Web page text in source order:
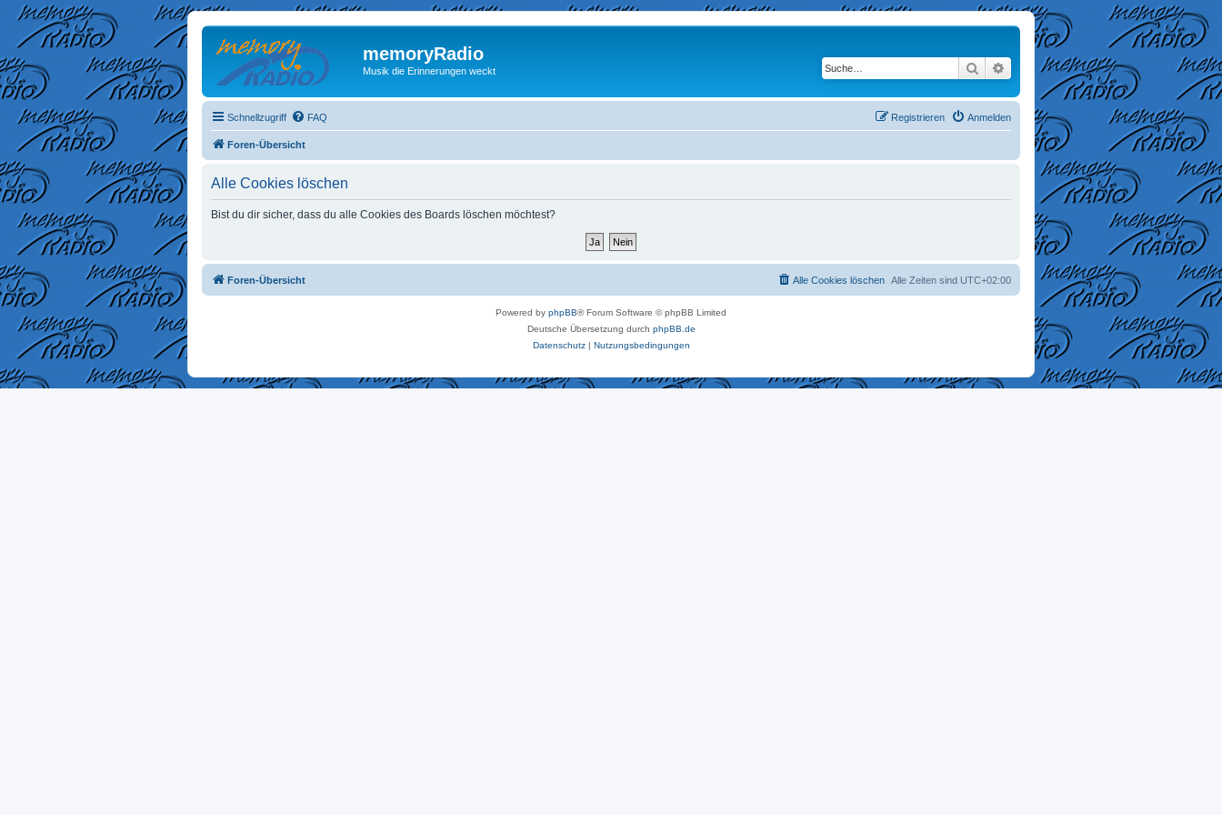
memoryRadio
Musik die Erinnerungen weckt Suche Erweiterte Suche
Schnellzugriff FAQ Anmelden
Registrieren
Foren-Übersicht
Alle Cookies löschen
Bist du dir sicher, dass du alle Cookies des Boards löschen möchtest?
Foren-Übersicht Alle Zeiten sind UTC+02:00
Alle Cookies löschen
Powered by phpBB® Forum Software © phpBB Limited
Deutsche Übersetzung durch phpBB.de
Datenschutz| Nutzungsbedingungen